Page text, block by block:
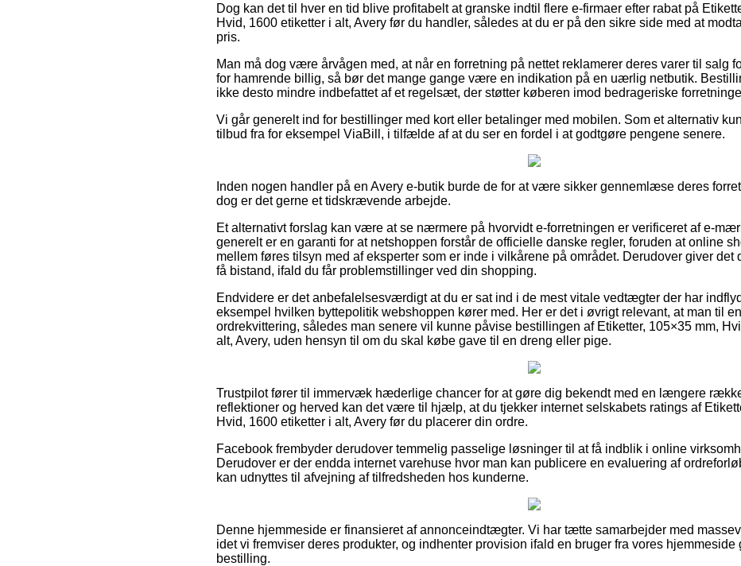
Dog kan det til hver en tid blive profitabelt at granske indtil flere e-firmaer efter rabat på
Hvid, 1600 etiketter i alt, Avery før du handler, således at du er på den sikre side med at
pris.
Man må dog være årvågen med, at når en forretning på nettet reklamerer deres varer til salg
for hamrende billig, så bør det mange gange være en indikation på en uærlig netbutik.
ikke desto mindre indbefattet af et regelsæt, der støtter køberen imod bedrageriske
Vi går generelt ind for bestillinger med kort eller betalinger med mobilen. Som et alternativ
tilbud fra for eksempel ViaBill, i tilfælde af at du ser en fordel i at godtgøre pengene senere.
Inden nogen handler på en Avery e-butik burde de for at være sikker gennemlæse deres
dog er det gerne et tidskrævende arbejde.
Et alternativt forslag kan være at se nærmere på hvorvidt e-forretningen er verificeret af e-
generelt er en garanti for at netshoppen forstår de officielle danske regler, foruden at online
mellem føres tilsyn med af eksperter som er inde i vilkårene på området. Derudover giver det
få bistand, ifald du får problemstillinger ved din shopping.
Endvidere er det anbefalelsesværdigt at du er sat ind i de mest vitale vedtægter der har
eksempel hvilken byttepolitik webshoppen kører med. Her er det i øvrigt relevant, at man til
ordrekvittering, således man senere vil kunne påvise bestillingen af Etiketter, 105×35 mm,
alt, Avery, uden hensyn til om du skal købe gave til en dreng eller pige.
Trustpilot fører til immervæk hæderlige chancer for at gøre dig bekendt med en længere
reflektioner og herved kan det være til hjælp, at du tjekker internet selskabets ratings af
Hvid, 1600 etiketter i alt, Avery før du placerer din ordre.
Facebook frembyder derudover temmelig passelige løsninger til at få indblik i online
Derudover er der endda internet varehuse hvor man kan publicere en evaluering af
kan udnyttes til afvejning af tilfredsheden hos kunderne.
Denne hjemmeside er finansieret af annonceindtægter. Vi har tætte samarbejder med
idet vi fremviser deres produkter, og indhenter provision ifald en bruger fra vores hjemmeside
bestilling.